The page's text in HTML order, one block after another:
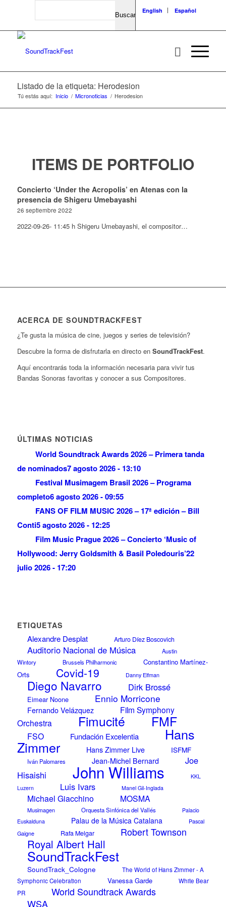
Search
English Español
Listado de la etiqueta: Herodesion
Tú estás aquí: Inicio / Micronoticias / Herodesion
ITEMS DE PORTFOLIO
Concierto ‘Under the Acropolis’ en Atenas con la
presencia de Shigeru Umebayashi
26 septiembre 2022
2022-09-26- 11:45 h Shigeru Umebayashi, el compositor…
ACERCA DE SOUNDTRACKFEST
¿Te gusta la música de cine, juegos y series de televisión?
Descubre la forma de disfrutarla en directo en SoundTrackFest.
Aquí encontrarás toda la información necesaria para vivir tus
Bandas Sonoras favoritas y conocer a sus Compositores.
ÚLTIMAS NOTICIAS
World Soundtrack Awards 2026 – Primera tanda
de nominados7 agosto 2026 - 13:10
Festival Musimagem Brasil 2026 – Programa
completo6 agosto 2026 - 09:55
FANS OF FILM MUSIC 2026 – 17ª edición – Bill
Conti5 agosto 2026 - 12:25
Film Music Prague 2026 – Concierto ‘Music of
Hollywood: Jerry Goldsmith & Basil Poledouris’22
julio 2026 - 17:20
ETIQUETAS
Alexandre Desplat Arturo Díez Boscovich
Auditorio Nacional de Música
Austin
Wintory
Brussels Philharmonic
Constantino Martínez-
Orts
Covid-19 Danny Elfman
Diego Navarro Dirk Brossé
Eimear Noone Ennio Morricone
Fernando Velázquez
Film Symphony
Orchestra
Fimucité FMF
FSO Fundación Excelentia Hans
Zimmer Hans Zimmer Live ISFMF
Iván Palomares Jean-Michel Bernard
Joe
Hisaishi
John Williams
KKL
Luzern
Luis Ivars Manel Gil-Inglada
Michael Giacchino MOSMA
Musimagen Orquesta Sinfónica del Vallés
Palacio
Euskalduna
Palau de la Música Catalana
Pascal
Gaigne
Rafa Melgar Robert Townson
Royal Albert Hall
SoundTrackFest
SoundTrack_Cologne
The World of Hans Zimmer - A
Symphonic Celebration
Vanessa Garde
White Bear
PR
World Soundtrack Awards
WSA